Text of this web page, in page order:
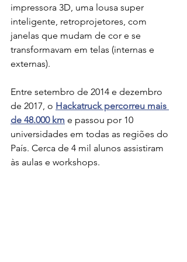
impressora 3D, uma lousa super
inteligente, retroprojetores, com
janelas que mudam de cor e se
transformavam em telas (internas e
externas).
Entre setembro de 2014 e dezembro
de 2017, o Hackatruck percorreu mais
de 48.000 km e passou por 10
universidades em todas as regiões do
País. Cerca de 4 mil alunos assistiram
às aulas e workshops.